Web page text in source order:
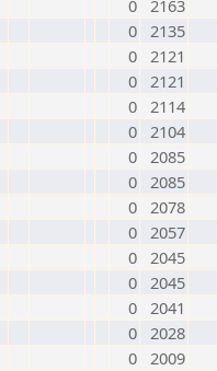
0 2163
0 2135
0 2121
0 2121
0 2114
0 2104
0 2085
0 2085
0 2078
0 2057
0 2045
0 2045
0 2041
0 2028
0 2009